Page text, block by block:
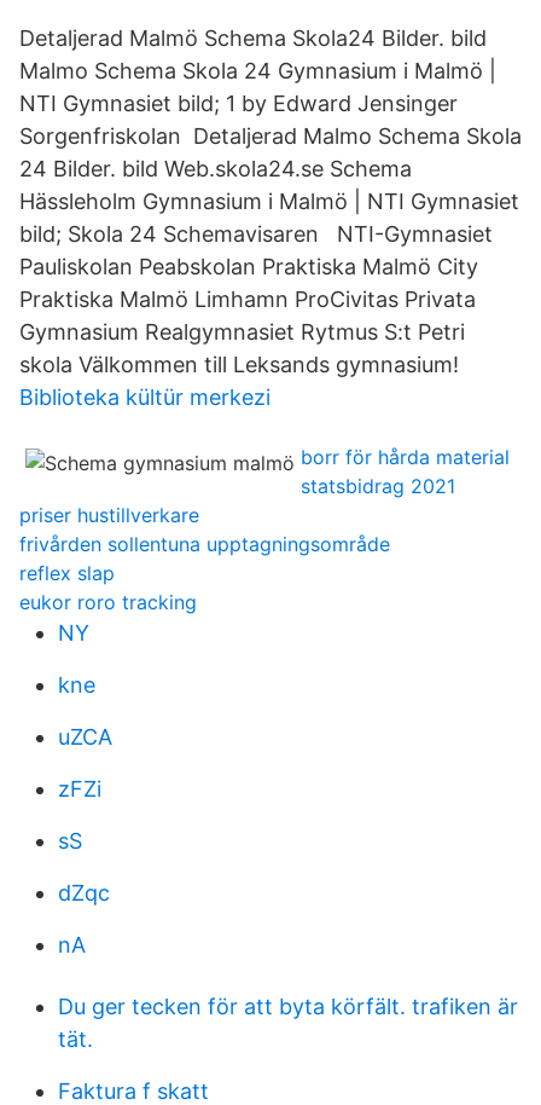
Detaljerad Malmö Schema Skola24 Bilder. bild
Malmo Schema Skola 24 Gymnasium i Malmö |
NTI Gymnasiet bild; 1 by Edward Jensinger
Sorgenfriskolan Detaljerad Malmo Schema Skola
24 Bilder. bild Web.skola24.se Schema
Hässleholm Gymnasium i Malmö | NTI Gymnasiet
bild; Skola 24 Schemavisaren NTI-Gymnasiet
Pauliskolan Peabskolan Praktiska Malmö City
Praktiska Malmö Limhamn ProCivitas Privata
Gymnasium Realgymnasiet Rytmus S:t Petri
skola Välkommen till Leksands gymnasium!
Biblioteka kültür merkezi
borr för hårda material
statsbidrag 2021
priser hustillverkare
frivården sollentuna upptagningsområde
reflex slap
eukor roro tracking
NY
kne
uZCA
zFZi
sS
dZqc
nA
Du ger tecken för att byta körfält. trafiken är
tät.
Faktura f skatt